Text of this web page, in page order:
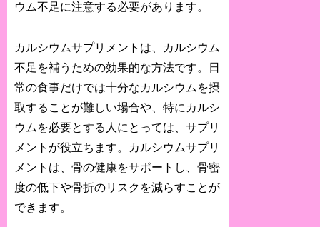
ウム不足に注意する必要があります。
カルシウムサプリメントは、カルシウム
不足を補うための効果的な方法です。日
常の食事だけでは十分なカルシウムを摂
取することが難しい場合や、特にカルシ
ウムを必要とする人にとっては、サプリ
メントが役立ちます。カルシウムサプリ
メントは、骨の健康をサポートし、骨密
度の低下や骨折のリスクを減らすことが
できます。